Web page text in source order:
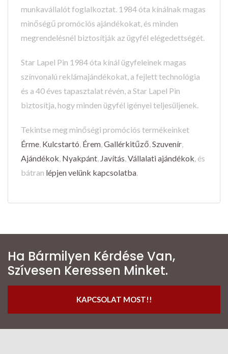
munkavállalót foglalkoztat. 1984 óta kínálnak magas
minőségű promóciós ajándékokat, és minden
megrendelésnél biztosítják az ügyfél elégedettségét.
Star Lapel Pin 1984 óta kínál ügyfeleinek magas
színvonalú reklámajándékokat, a fejlett technológia
és a 40 éves tapasztalat révén, a Star Lapel Pin
biztosítja, hogy minden ügyfél igényei teljesüljenek.
Tekintse meg minőségi promóciós termékeinket
Érme, Kulcstartó, Érem,Gallérkitűző,Szuvenír,
Ajándékok, Nyakpánt, Javítás,Vállalati ajándékok, és
bátran lépjen velünk kapcsolatba.
Ha Bármilyen Kérdése Van,
Szívesen Keressen Minket.
KAPCSOLAT MOST!!